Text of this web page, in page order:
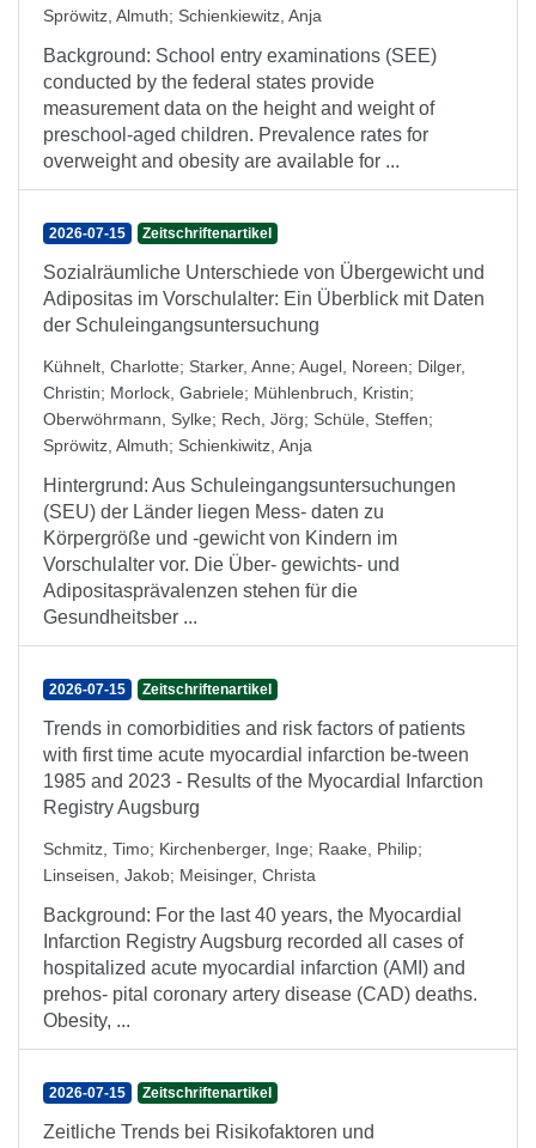
Spröwitz, Almuth; Schienkiewitz, Anja
Background: School entry examinations (SEE)
conducted by the federal states provide
measurement data on the height and weight of
preschool-aged children. Prevalence rates for
overweight and obesity are available for ...
2026-07-15 Zeitschriftenartikel
Sozialräumliche Unterschiede von Übergewicht und
Adipositas im Vorschulalter: Ein Überblick mit Daten
der Schuleingangsuntersuchung
Kühnelt, Charlotte; Starker, Anne; Augel, Noreen; Dilger,
Christin; Morlock, Gabriele; Mühlenbruch, Kristin;
Oberwöhrmann, Sylke; Rech, Jörg; Schüle, Steffen;
Spröwitz, Almuth; Schienkiwitz, Anja
Hintergrund: Aus Schuleingangsuntersuchungen
(SEU) der Länder liegen Mess- daten zu
Körpergröße und -gewicht von Kindern im
Vorschulalter vor. Die Über- gewichts- und
Adipositasprävalenzen stehen für die
Gesundheitsber ...
2026-07-15 Zeitschriftenartikel
Trends in comorbidities and risk factors of patients
with first time acute myocardial infarction be-tween
1985 and 2023 - Results of the Myocardial Infarction
Registry Augsburg
Schmitz, Timo; Kirchenberger, Inge; Raake, Philip;
Linseisen, Jakob; Meisinger, Christa
Background: For the last 40 years, the Myocardial
Infarction Registry Augsburg recorded all cases of
hospitalized acute myocardial infarction (AMI) and
prehos- pital coronary artery disease (CAD) deaths.
Obesity, ...
2026-07-15 Zeitschriftenartikel
Zeitliche Trends bei Risikofaktoren und